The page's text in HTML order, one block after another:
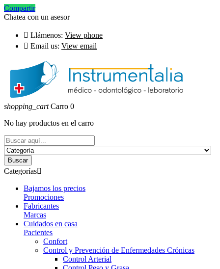
Compartir
Chatea con un asesor
 Llámenos: View phone
 Email us: View email
shopping_cart Carro 0
No hay productos en el carro
Buscar
Categorías
Bajamos los precios
Promociones
Fabricantes
Marcas
Cuidados en casa
Pacientes
Confort
Control y Prevención de Enfermedades Crónicas
Control Arterial